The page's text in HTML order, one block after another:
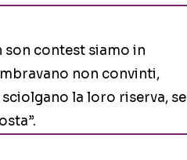
son contest siamo in
non convinti,
la loro riserva, se